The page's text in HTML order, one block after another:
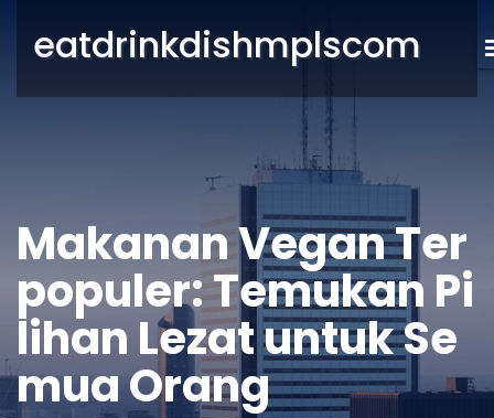
eatdrinkdishmplscom
Makanan Vegan Ter
populer: Temukan Pi
lihan Lezat untuk Se
mua Orang